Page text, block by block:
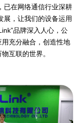
已在网络通信行业深耕
展，让我们的设备运用
品牌深入人心，公
充分融合，创造性地
互联的世界。